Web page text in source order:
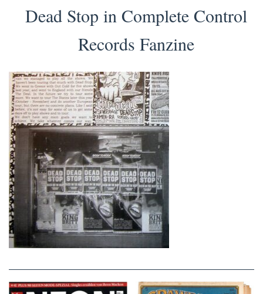
Dead Stop in Complete Control
Records Fanzine